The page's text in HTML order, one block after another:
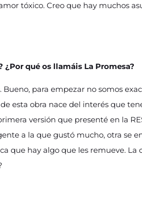
tóxico. Creo que hay muchos
qué os llamáis La Promesa?
para empezar no somos
esta obra nace del interés que
versión que presenté en la
a la que gustó mucho, otra se
que hay algo que les remueve.